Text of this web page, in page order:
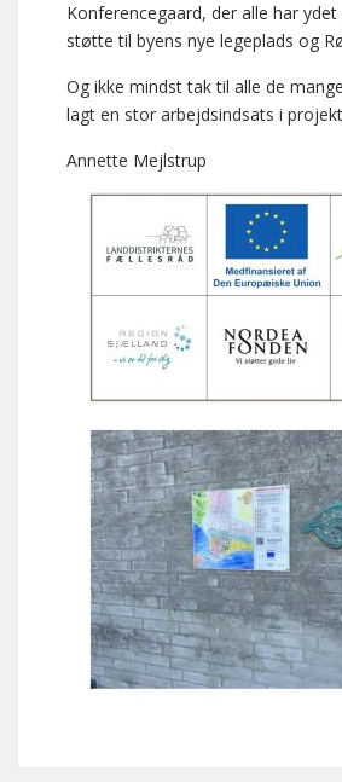
Konferencegaard, der alle har
støtte til byens nye legeplads og
Og ikke mindst tak til alle de
lagt en stor arbejdsindsats i
Annette Mejlstrup